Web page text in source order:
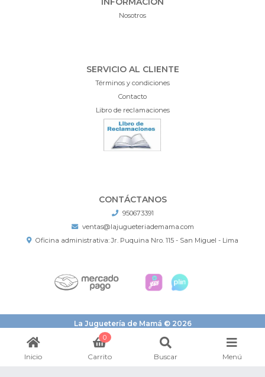
Nosotros
SERVICIO AL CLIENTE
Términos y condiciones
Contacto
Libro de reclamaciones
CONTÁCTANOS
950673391
ventas@lajugueteriademama.com
Oficina administrativa: Jr. Puquina Nro. 115 - San Miguel - Lima
La Juguetería de Mamá © 2026
¿Te gusta mi tienda? Yo vendo con
Inicio
0
Carrito Buscar Menú